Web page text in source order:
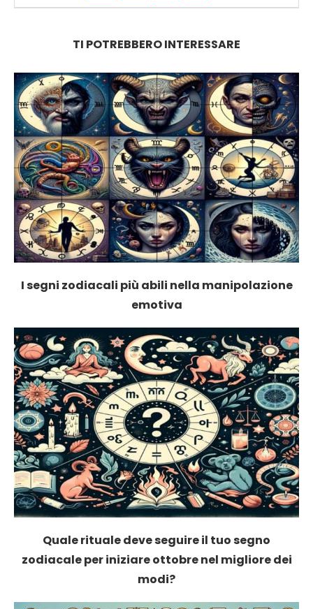
TI POTREBBERO INTERESSARE
I segni zodiacali più abili nella manipolazione
emotiva
Quale rituale deve seguire il tuo segno
zodiacale per iniziare ottobre nel migliore dei
modi?